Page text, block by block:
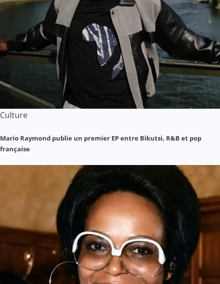
Culture
Mario Raymond publie un premier EP entre Bikutsi, R&B et pop
française